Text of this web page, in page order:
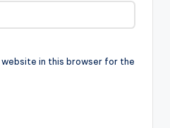
website in this browser for the